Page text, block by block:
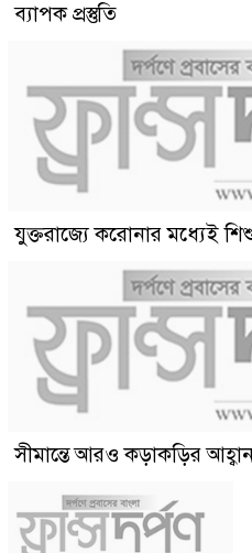
ব্যাপক প্রস্তুতি
যুক্তরাজ্যে করোনার মধ্যেই
সীমান্তে আরও কড়াকড়ির